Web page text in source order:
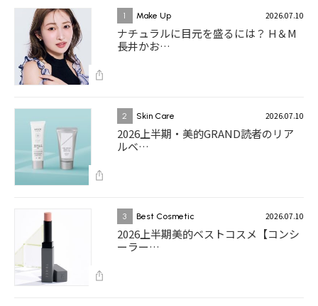
1 Make Up 2026.07.10
ナチュラルに目元を盛るには？ H＆M
長井かお…
2 Skin Care 2026.07.10
2026上半期・美的GRAND読者のリア
ルベ…
3 Best Cosmetic 2026.07.10
2026上半期美的ベストコスメ【コンシ
ーラー…